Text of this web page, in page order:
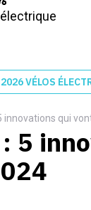
VÉLOS
innovations qui
5